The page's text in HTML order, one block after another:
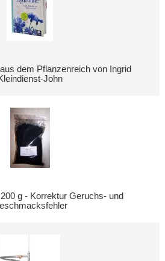
dem Pflanzenreich von Ingrid
John
g - Korrektur Geruchs- und